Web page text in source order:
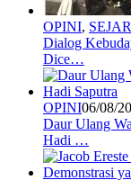
OPINI,
Dialog
Dice…
OPINI06/08/
Daur Ulang
Hadi …